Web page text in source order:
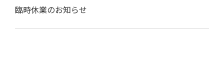
臨時休業のお知らせ